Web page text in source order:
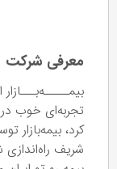
معرفی شرکت
تجربه‌ای خوب در
کرد، بیمه‌بازار
شریف